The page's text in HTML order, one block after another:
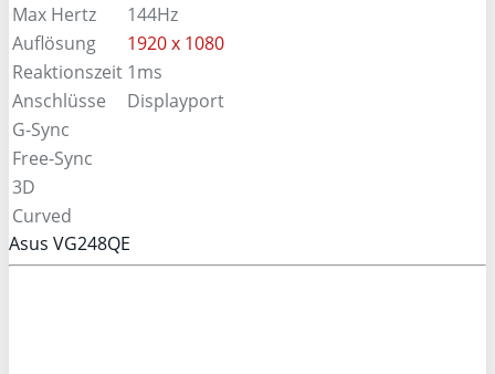
Max Hertz
144Hz
Auflösung
1920 x 1080
Reaktionszeit 1ms
Anschlüsse
Displayport
G-Sync
Free-Sync
3D
Curved
Asus VG248QE